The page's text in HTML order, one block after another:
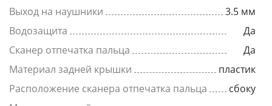
Выход на наушники
3.5 мм
Водозащита
Да
Сканер отпечатка пальца
Да
Материал задней крышки
пластик
Расположение сканера отпечатка пальца
сбоку